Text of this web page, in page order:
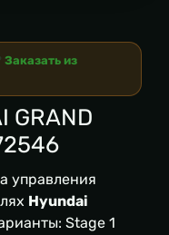
Заказать из
GRAND
управления
Hyundai
Stage 1